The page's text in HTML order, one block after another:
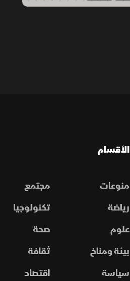
الأقسام
منوعات
مجتمع
رياضة
تكنولوجيا
علوم
صحة
بيئة ومناخ
ثقافة
سياسة
اقتصاد